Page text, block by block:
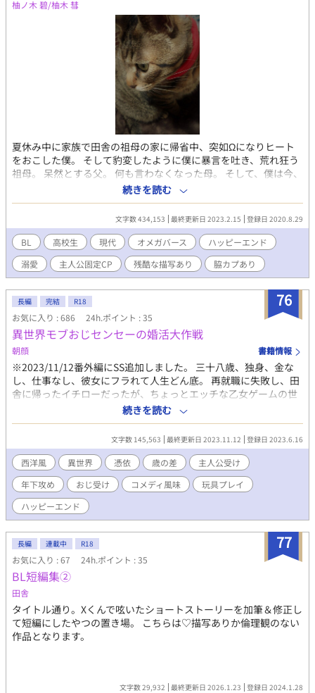
柚ノ木 碧/柚木 彗
夏休み中に家族で田舎の祖母の家に帰省中、突如Ωになりヒート
をおこした僕。 そして豹変したように僕に暴言を吐き、荒れ狂う
祖母。 呆然とする父。 何も言わなくなった母。 そして、僕は今、
田舎の小さな無人駅で一人立ち尽くしている。 こんな僕だけど、
ある日突然Ωになってしまったけど、僕の人生はハッピーエンドに
なれるでしょうか。 初BL＆オメガバース連載で、オメガバースは
三ヶ月前に知った、超が付く初心者です。 そのため、ふんわり設
定です。
続きを読む
文字数 434,153 最終更新日 2023.2.15 登録日 2020.8.29
BL 高校生 現代 オメガバース
ハッピーエンド
溺愛
主人公固定CP 残酷な描写あり 脇カプあり
76
長編 完結 R18
お気に入り : 686 24h.ポイント : 35
異世界モブおじセンセーの婚活大作戦
朝顔 書籍情報
※2023/11/12番外編にSS追加しました。 三十八歳、独身、金な
し、仕事なし、彼女にフラれて人生どん底。 再就職に失敗し、田
舎に帰ったイチローだったが、ちょっとエッチな乙女ゲームの世
界に入り込んでしまった。 イチローが憑依したキャラは、ゲーム
には一切登場せず名前すらないモブおじ教師。 年齢だけでなく共
通点も多い、ビリジアンとしてゲームの世界で生きることになっ
た。 ゲームはどうでもいいし、仕事もあれば知識もある。個人的
にはラッキーモブとしてのんびり生きようとするが、なぜか、男
相手に婚活することに。 ピンチに陥ったビリジアン。 そこに婚活
を手助けすると言って名乗り出たのが、ゲーム攻略対象者である
マゼンダ。 マゼンダのアドバイスに従って、お見合いを進める
が、お見合いは全然上手くいかないのに、相手は幸せになってい
クシー担当モテ男×恋に不器用な平凡お人好しおじさん ※魔法要
素ありますが、エッセンス程度。 ※ゲームの世界ですが、イベン
トや主人公達とはほぼ絡みなし。 ※ただモブおじ教師が婚活をが
んばるお話です。
続きを読む
文字数 145,563 最終更新日 2023.11.12 登録日 2023.6.16
西洋風 異世界 憑依 歳の差
主人公受け
年下攻め
おじ受け コメディ風味
玩具プレイ
ハッピーエンド
77
長編 連載中 R18
お気に入り : 67 24h.ポイント : 35
BL短編集②
田舎
タイトル通り。Xくんで呟いたショートストーリーを加筆＆修正し
て短編にしたやつの置き場。 こちらは♡描写ありか倫理観のない
作品となります。
文字数 29,932 最終更新日 2026.1.23 登録日 2024.1.28